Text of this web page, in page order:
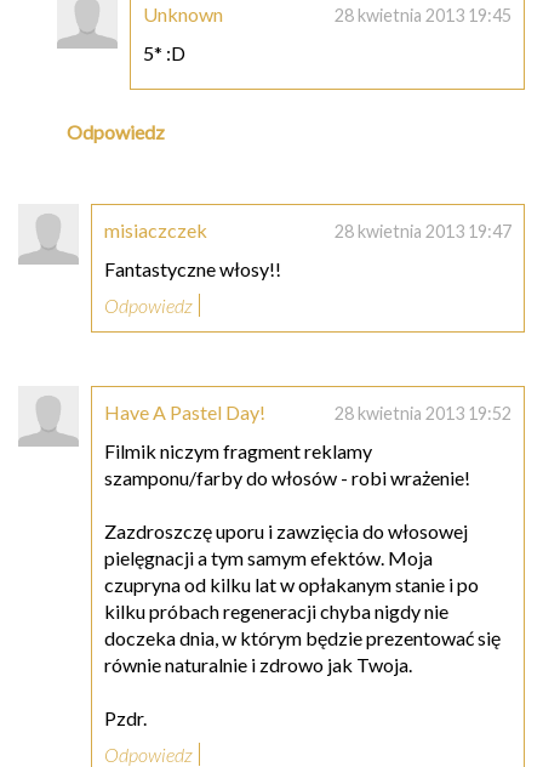
Unknown 28 kwietnia 2013 19:45
5* :D
Odpowiedz
misiaczczek 28 kwietnia 2013 19:47
Fantastyczne włosy!!
Odpowiedz
Have A Pastel Day! 28 kwietnia 2013 19:52
Filmik niczym fragment reklamy
szamponu/farby do włosów - robi wrażenie!
Zazdroszczę uporu i zawzięcia do włosowej
pielęgnacji a tym samym efektów. Moja
czupryna od kilku lat w opłakanym stanie i po
kilku próbach regeneracji chyba nigdy nie
doczeka dnia, w którym będzie prezentować się
równie naturalnie i zdrowo jak Twoja.
Pzdr.
Odpowiedz